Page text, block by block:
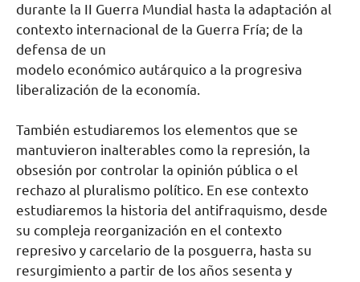
durante la II Guerra Mundial hasta la adaptación al
contexto internacional de la Guerra Fría; de la
defensa de un
modelo económico autárquico a la progresiva
liberalización de la economía.
También estudiaremos los elementos que se
mantuvieron inalterables como la represión, la
obsesión por controlar la opinión pública o el
rechazo al pluralismo político. En ese contexto
estudiaremos la historia del antifraquismo, desde
su compleja reorganización en el contexto
represivo y carcelario de la posguerra, hasta su
resurgimiento a partir de los años sesenta y